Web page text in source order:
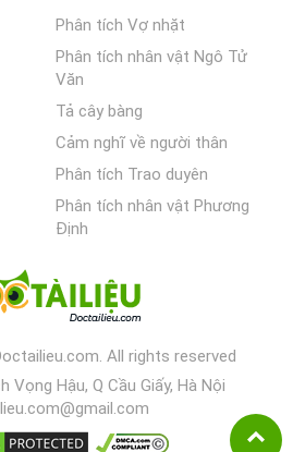
Phân tích Vợ nhặt
Phân tích nhân vật Ngô Tử
Văn
Tả cây bàng
Cảm nghĩ về người thân
Phân tích Trao duyên
Phân tích nhân vật Phương
Định
All rights reserved
Vọng Hậu, Q Cầu Giấy, Hà Nội